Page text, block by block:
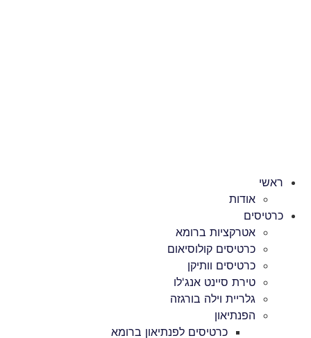
ראשי
אודות
כרטיסים
אטרקציות ברומא
כרטיסים קולוסיאום
כרטיסים וותיקן
טירת סיינט אנג'לו
גלריית וילה בורגזה
הפנתיאון
כרטיסים לפנתיאון ברומא